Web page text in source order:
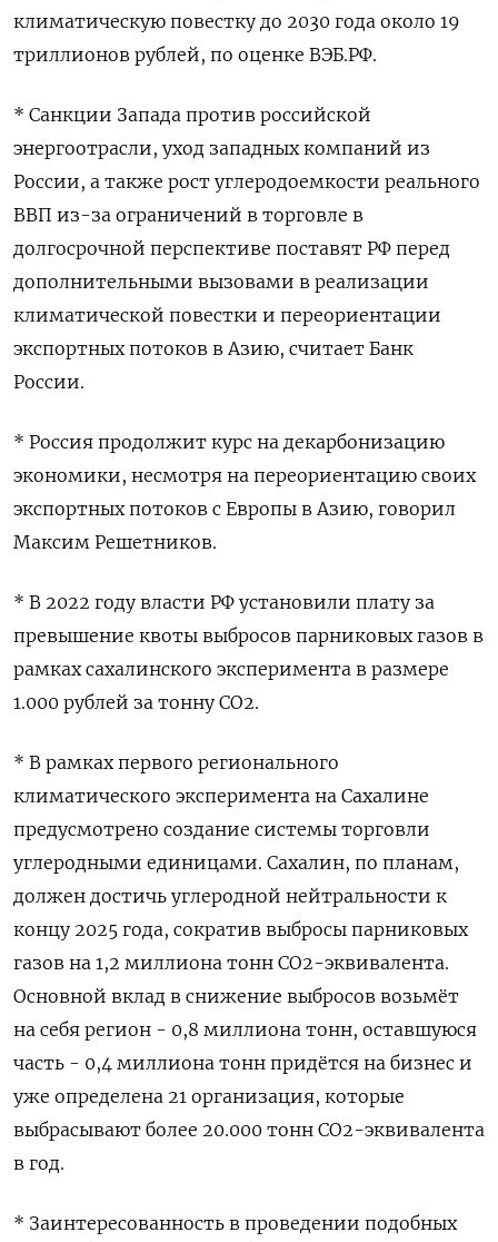
климатическую повестку до 2030 года около 19
триллионов рублей, по оценке ВЭБ.РФ.
* Санкции Запада против российской
энергоотрасли, уход западных компаний из
России, а также рост углеродоемкости реального
ВВП из-за ограничений в торговле в
долгосрочной перспективе поставят РФ перед
дополнительными вызовами в реализации
климатической повестки и переориентации
экспортных потоков в Азию, считает Банк
России.
* Россия продолжит курс на декарбонизацию
экономики, несмотря на переориентацию своих
экспортных потоков с Европы в Азию, говорил
Максим Решетников.
* В 2022 году власти РФ установили плату за
превышение квоты выбросов парниковых газов в
рамках сахалинского эксперимента в размере
1.000 рублей за тонну СО2.
* В рамках первого регионального
климатического эксперимента на Сахалине
предусмотрено создание системы торговли
углеродными единицами. Сахалин, по планам,
должен достичь углеродной нейтральности к
концу 2025 года, сократив выбросы парниковых
газов на 1,2 миллиона тонн CО2-эквивалента.
Основной вклад в снижение выбросов возьмёт
на себя регион - 0,8 миллиона тонн, оставшуюся
часть - 0,4 миллиона тонн придётся на бизнес и
уже определена 21 организация, которые
выбрасывают более 20.000 тонн СО2-эквивалента
в год.
* Заинтересованность в проведении подобных